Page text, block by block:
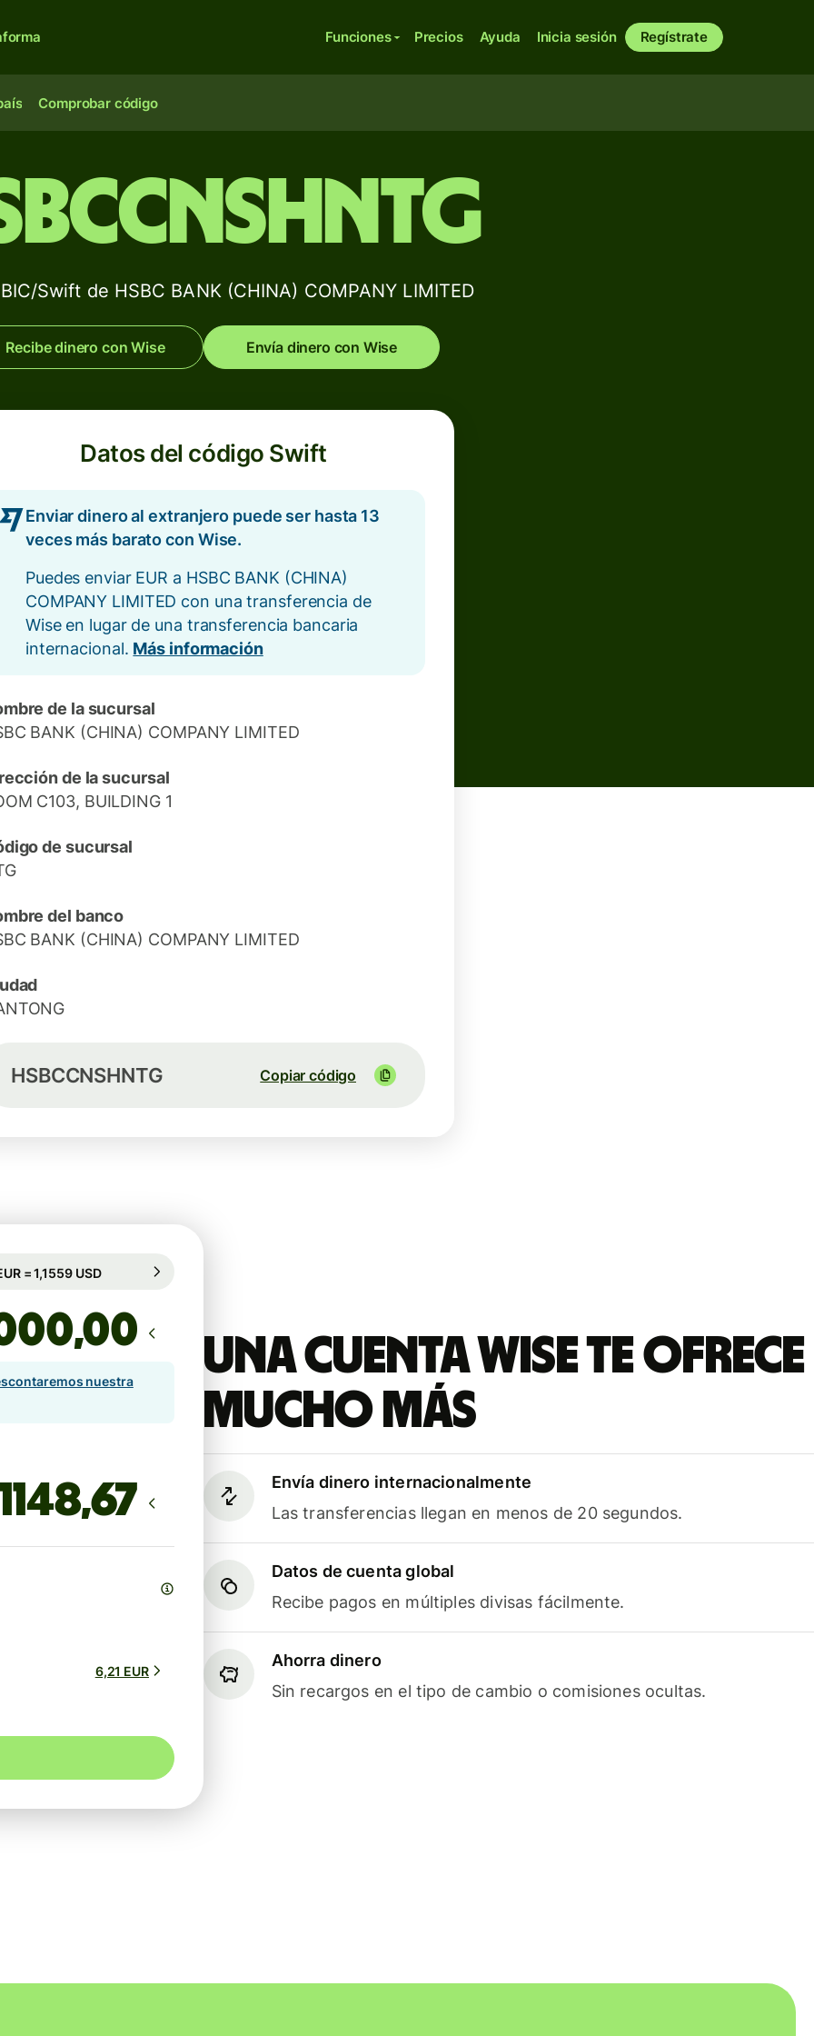
Funciones Precios Ayuda Inicia sesión Regístrate
Comprobar código
Swift de HSBC BANK (CHINA) COMPANY LIMITED
Recibe dinero con Wise Envía dinero con Wise
Datos del código Swift
Enviar dinero al extranjero puede ser hasta 13
veces más barato con Wise.
Puedes enviar EUR a HSBC BANK (CHINA)
COMPANY LIMITED con una transferencia de
Wise en lugar de una transferencia bancaria
internacional. Más información
de la sucursal
BANK (CHINA) COMPANY LIMITED
de la sucursal
C103, BUILDING 1
de sucursal
del banco
BANK (CHINA) COMPANY LIMITED
HSBCCNSHNTG Copiar código
Una cuenta Wise te ofrece
mucho más
Envía dinero internacionalmente
Las transferencias llegan en menos de 20 segundos.
Datos de cuenta global
Recibe pagos en múltiples divisas fácilmente.
Ahorra dinero
Sin recargos en el tipo de cambio o comisiones ocultas.
durante 74 h
,00
nuestra
6,21 EUR